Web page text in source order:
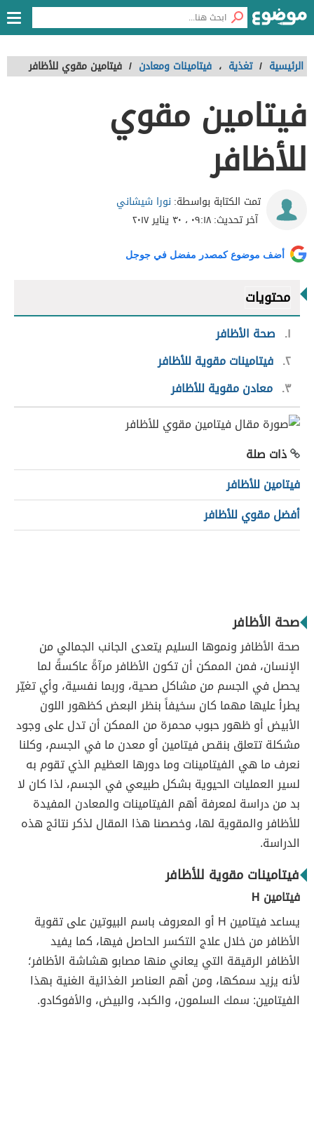
الرئيسية / تغذية ، فيتامينات ومعادن / فيتامين مقوي للأظافر
فيتامين مقوي
للأظافر
تمت الكتابة بواسطة: نورا شيشاني
آخر تحديث:٠٩:١٨ ، ٣٠ يناير ٢٠١٧
أضف موضوع كمصدر مفضل في جوجل
محتويات
١
صحة الأظافر
٢ فيتامينات مقوية للأظافر
٣ معادن مقوية للأظافر
ذات صلة
فيتامين للأظافر
أفضل مقوي للأظافر
صحة الأظافر
صحة الأظافر ونموها السليم يتعدى الجانب الجمالي من
الإنسان، فمن الممكن أن تكون الأظافر مرآةً عاكسةً لما
يحصل في الجسم من مشاكل صحية، وربما نفسية، وأي تغيّر
يطرأ عليها مهما كان سخيفاً بنظر البعض كظهور اللون
الأبيض أو ظهور حبوب محمرة من الممكن أن تدل على وجود
مشكلة تتعلق بنقص فيتامين أو معدن ما في الجسم، وكلنا
نعرف ما هي الفيتامينات وما دورها العظيم الذي تقوم به
لسير العمليات الحيوية بشكل طبيعي في الجسم، لذا كان لا
بد من دراسة لمعرفة أهم الفيتامينات والمعادن المفيدة
للأظافر والمقوية لها، وخصصنا هذا المقال لذكر نتائج هذه
الدراسة.
فيتامينات مقوية للأظافر
فيتامين H
يساعد فيتامين H أو المعروف باسم البيوتين على تقوية
الأظافر من خلال علاج التكسر الحاصل فيها، كما يفيد
الأظافر الرقيقة التي يعاني منها مصابو هشاشة الأظافر؛
لأنه يزيد سمكها، ومن أهم العناصر الغذائية الغنية بهذا
الفيتامين: سمك السلمون، والكبد، والبيض، والأفوكادو.